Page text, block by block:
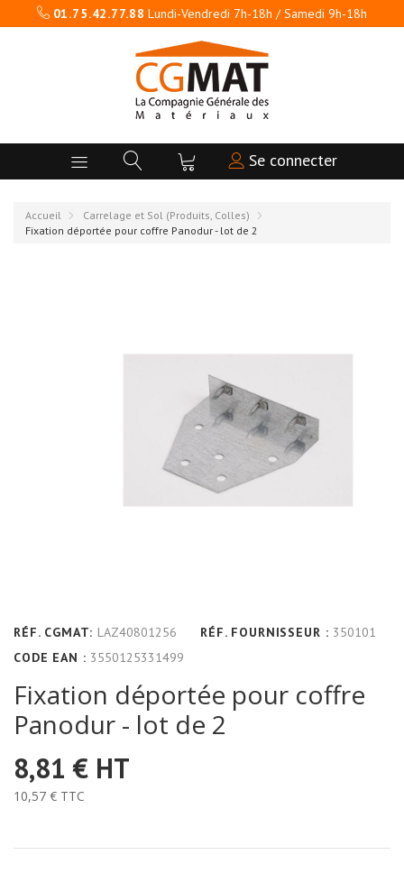
01.75.42.77.88 Lundi-Vendredi 7h-18h / Samedi 9h-18h
Se connecter
Accueil
Carrelage et Sol (Produits, Colles)
Fixation déportée pour coffre Panodur - lot de 2
RÉF. CGMAT: LAZ40801256 RÉF. FOURNISSEUR : 350101
CODE EAN : 3550125331499
Fixation déportée pour coffre
Panodur - lot de 2
8,81 € HT
10,57 € TTC